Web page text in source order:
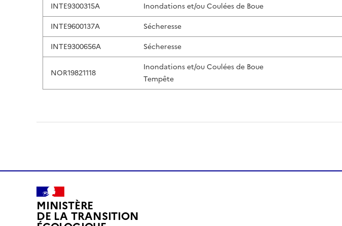
INTE9300315A
Inondations et/ou Coulées de Boue
INTE9600137A
Sécheresse
INTE9300656A
Sécheresse
NOR19821118
Inondations et/ou Coulées de Boue
Tempête
MINISTÈRE
DE LA TRANSITION